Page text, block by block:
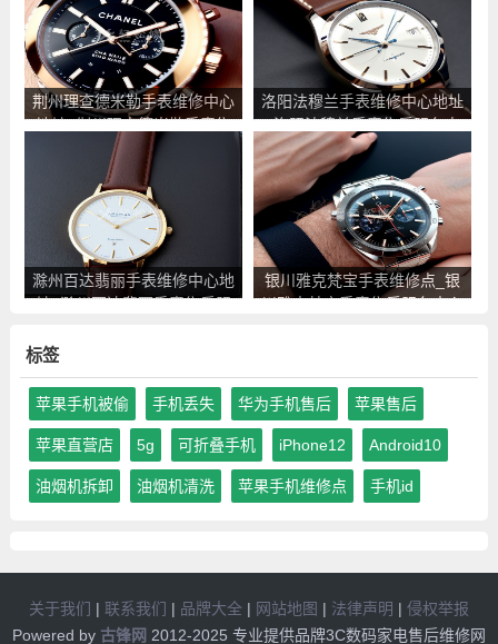
荆州理查德米勒手表维修中心
地址_荆州理查德米勒手表售
后服务点查询
洛阳法穆兰手表维修中心地址
_洛阳法穆兰手表售后服务点
查询
滁州百达翡丽手表维修中心地
址_滁州百达翡丽手表售后服
银川雅克梵宝手表维修点_银
川雅克梵宝手表售后服务中心
标签
苹果手机被偷 手机丢失 华为手机售后 苹果售后
苹果直营店 5g 可折叠手机 iPhone12 Android10
油烟机拆卸 油烟机清洗 苹果手机维修点 手机id
关于我们 | 联系我们 | 品牌大全| 网站地图 | 法律声明 | 侵权举报
Powered by 古锋网 2012-2025 专业提供品牌3C数码家电售后维修网